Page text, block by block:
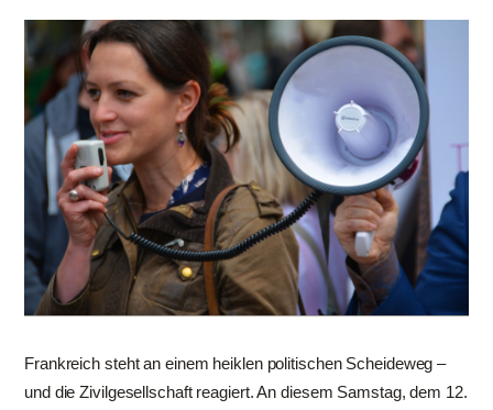
Frankreich steht an einem heiklen politischen Scheideweg –
und die Zivilgesellschaft reagiert. An diesem Samstag, dem 12.